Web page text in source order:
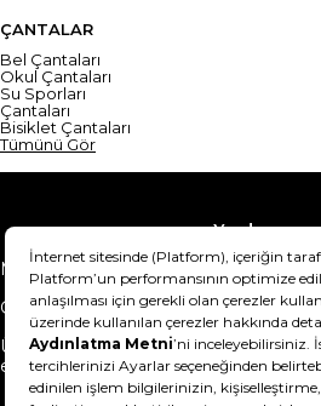
ÇANTALAR
Bel Çantaları
Okul Çantaları
Su Sporları
Çantaları
Bisiklet Çantaları
Tümünü Gör
Yardım
Mesafeli Satış Sözleşmesi
Gizlilik Sözleşmesi
Şartlar
Ürünümü nasıl iade
edebilirim?